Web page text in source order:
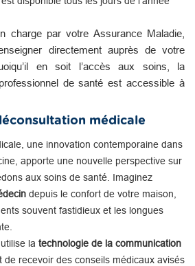
charge par votre Assurance Maladie,
directement auprès de votre
en soit l’accès aux soins, la
de santé est accessible à
médicale
une innovation contemporaine dans
apporte une nouvelle perspective sur
aux soins de santé. Imaginez
depuis le confort de votre maison,
souvent fastidieux et les longues
la technologie de la communication
de recevoir des conseils médicaux avisés